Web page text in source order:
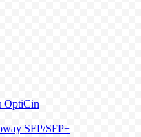
OptiCin
SFP/SFP+